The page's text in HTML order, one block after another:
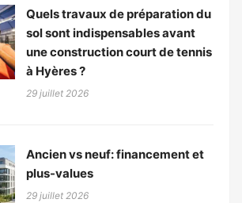
Quels travaux de préparation du
sol sont indispensables avant
une construction court de tennis
à Hyères ?
29 juillet 2026
Ancien vs neuf: financement et
plus-values
29 juillet 2026